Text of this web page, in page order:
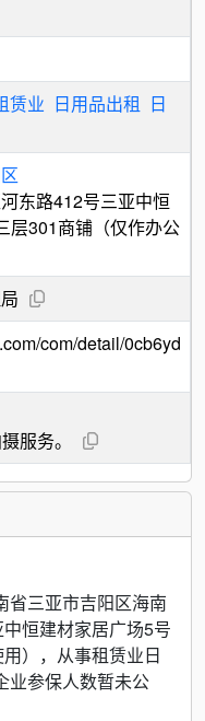
赁业 日用品出租 日
东路412号三亚中恒
层301商铺（仅作办公
com/detail/0cb6yd
服务。
省三亚市吉阳区海南
恒建材家居广场5号
），从事租赁业日
业参保人数暂未公